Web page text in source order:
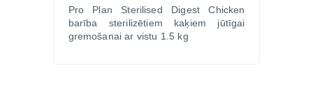
Pro Plan Sterilised Digest Chicken
barība sterilizētiem kaķiem jūtīgai
gremošanai ar vistu 1.5 kg